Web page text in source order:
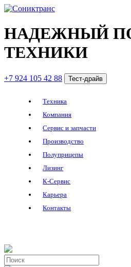
НАДЕЖНЫЙ
ТЕХНИКИ
+7 924 105 42 88 Тест-драйв
Техника
Компания
Сервис и запчасти
Производство
Полуприцепы
Лизинг
К-Сервис
Карьера
Контакты